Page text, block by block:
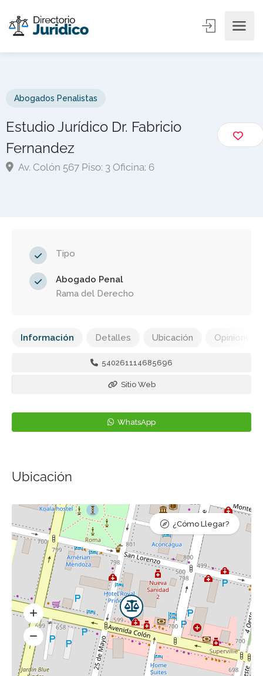
Abogados Penalistas
Estudio Jurídico Dr. Fabricio
Fernandez
Av. Colón 567 Piso: 3 Oficina: 6
Tipo
Abogado Penal
Rama del Derecho
Información Detalles Ubicación Opiniones
540261114685696
Sitio Web
WhatsApp
Ubicación
¿Cómo Llegar?